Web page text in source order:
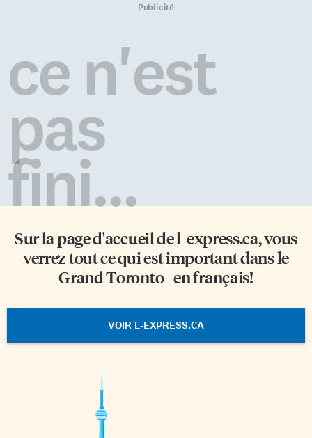
Publicité
ce n'est
pas
fini...
Sur la page d'accueil del-express.ca, vous
verrez tout ce qui est important dans le
Grand Toronto - en français!
VOIR L-EXPRESS.CA